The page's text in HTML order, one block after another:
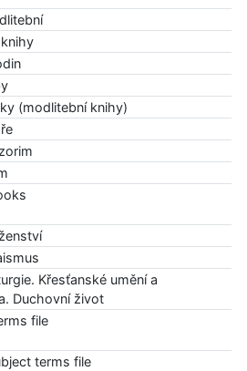
(modlitební knihy)
Křesťanské umění a
Duchovní život
file
terms file